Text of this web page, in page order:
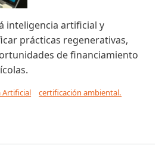
inteligencia artificial y
prácticas regenerativas,
de financiamiento
Artificial certificación ambiental.